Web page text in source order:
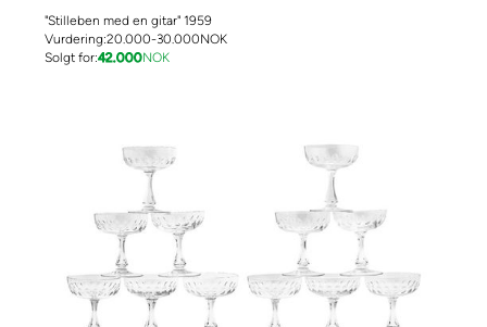
"Stilleben med en gitar" 1959
Vurdering:20.000-30.000NOK
Solgt for:42.000NOK